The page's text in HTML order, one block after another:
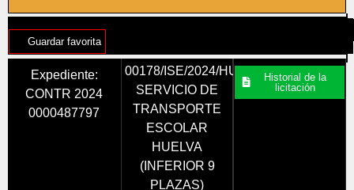
Guardar favorita
Expediente:
CONTR 2024
0000487797
00178/ISE/2024/HU
SERVICIO DE
TRANSPORTE
ESCOLAR
HUELVA
(INFERIOR 9
PLAZAS)
Historial de la
licitación